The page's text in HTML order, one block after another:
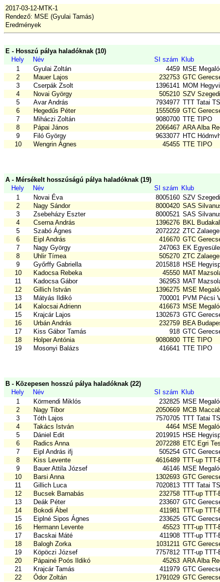
2017-03-12-MTK-1
Rendező: MSE (Gyulai Tamás)
Eredmények
E - Hosszú pálya haladóknak (10)
Hely
Név SI szám Klub
1
Gyulai Zoltán 4459 MSE
2
Mauer Lajos 232753 GTC
3
Cserpák Zsolt 1396141 MOM
4
Novai György 505210 SZV
5
Avar András 7934977 TTT Tatai
6
Hegedűs Péter 1555059 GTC
7
Miháczi Zoltán 9080700 TTE TIPO
8
Pápai János 2066467 ARA Alba
9
Filó György 9633077 HTC
10
Wengrin Ágnes 45455 TTE TIPO
A - Mérsékelt hosszúságú pálya haladóknak (19)
Hely
Név SI szám Klub
1
Novai Éva 8005160 SZV
2
Nagy Sándor 8000420 SAS
3
Zsebeházy Eszter 8000521 SAS
4
Cserna András 1396276 BKL
5
Szabó Ágnes 2072222 ZTC
6
Eipl András 416670 GTC
7
Nagy György 247063 EK
8
Uhlir Tímea 505270 ZTC
9
Győrffy Gabriella 2015818 HSE
10
Kadocsa Rebeka 45550 MAT
11
Kadocsa Gábor 362953 MAT
12
Gillich István 1396275 MSE
13
Mátyás Ildikó 700001 PVM Pécsi
14
Kalocsai Adrienn 416673 MSE
15
Krajcár Lajos 1302673 GTC
16
Urbán András 232759 BEA
17
Kiss Gábor Tamás 918 GTC
18
Holper Antónia 9080800 TTE TIPO
19
Mosonyi Balázs 416641 TTE TIPO
B - Közepesen hosszú pálya haladóknak (22)
Hely
Név SI szám Klub
1
Körmendi Miklós 232825 MSE
2
Nagy Tibor 2050669 MCB
3
Tóth Lajos 7570705 TTT Tatai
4
Takács István 4464 MSE
5
Dániel Edit 2019915 HSE
6
Radics Anna 2072288 ETC Egri
7
Eipl András ifj 505254 GTC
8
Kiss Levente 4616489 TTT-up
9
Bauer Attila József 46146 MSE
10
Barsi Anna 1302693 GTC
11
Gillich Luca 7020813 TTT Tatai
12
Bucsek Barnabás 232758 TTT-up
13
Deák Péter 233607 GTC
14
Bokodi Ábel 411981 TTT-up
15
Eiplné Sipos Ágnes 233625 GTC
16
Hermann Levente 45523 TTT-up
17
Bacskai Máté 411908 TTT-up
18
Balogh Zorka 1031211 GTC
19
Köpöczi József 7757812 TTT-up
20
Pápainé Poós Ildikó 45263 ARA Alba
21
Krajcár Tamás 411979 GTC
22
Ódor Zoltán 1791029 GTC